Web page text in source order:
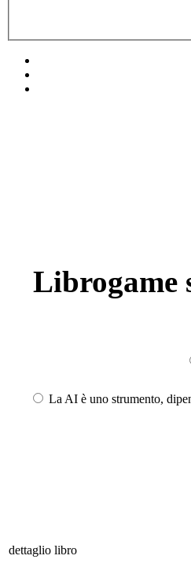
Librogame
La AI è uno strumento,
dettaglio libro